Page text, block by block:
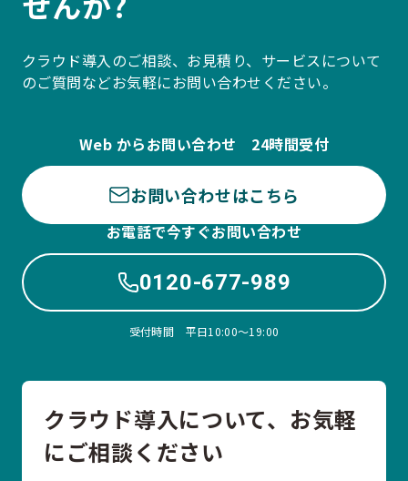
クラウド導入のご相談、お見積り、サービスについて
のご質問などお気軽にお問い合わせください。
Web からお問い合わせ 24時間受付
お問い合わせはこちら
お電話で今すぐお問い合わせ
0120-677-989
受付時間 平日10:00〜19:00
クラウド導入について、お気軽
にご相談ください